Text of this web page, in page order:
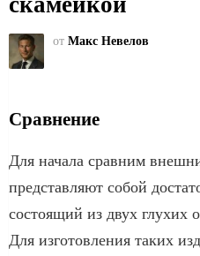
от Макс Невелов
Сравнение
Для начала сравним
представляют собой
состоящий из двух
Для изготовления таких